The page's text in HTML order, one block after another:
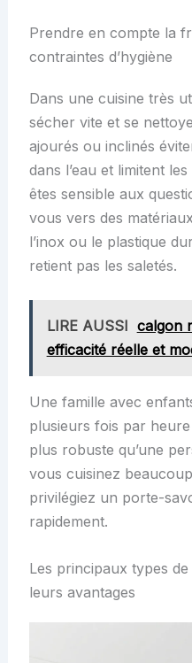
Prendre en compte la
contraintes d’hygiène
Dans une cuisine très
sécher vite et se
ajourés ou inclinés
dans l’eau et limitent
êtes sensible aux
vous vers des
l’inox ou le plastique
retient pas les saletés.
LIRE AUSSI calgon
efficacité réelle et
Une famille avec
plusieurs fois par
plus robuste qu’une
vous cuisinez
privilégiez un porte-
rapidement.
Les principaux types
leurs avantages